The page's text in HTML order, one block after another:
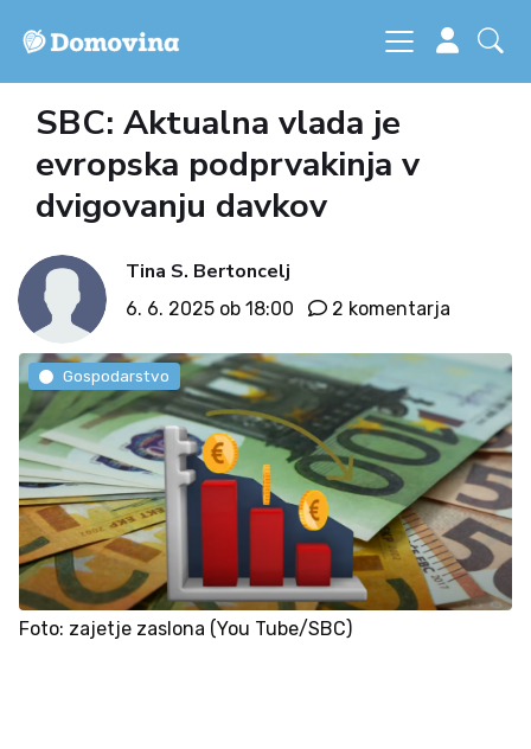
SBC: Aktualna vlada je
evropska podprvakinja v
dvigovanju davkov
Tina S. Bertoncelj
6. 6. 2025 ob 18:00 2 komentarja
Foto: zajetje zaslona (You Tube/SBC)
Gospodarstvo